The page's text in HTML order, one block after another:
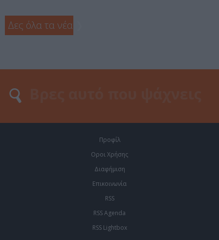
Δες όλα τα νέα
Προφίλ
Οροι Χρήσης
Διαφήμιση
Επικοινωνία
RSS
RSS Agenda
RSS Lightbox